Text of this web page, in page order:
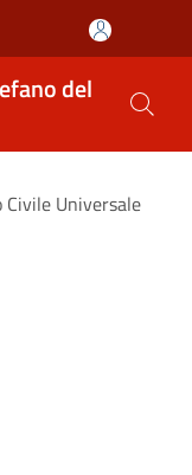
del
Civile Universale